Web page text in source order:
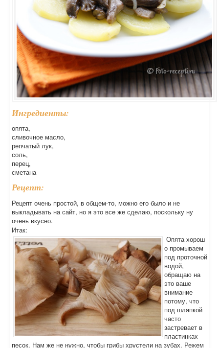
Ингредиенты:
опята,
сливочное масло,
репчатый лук,
соль,
перец,
сметана
Рецепт:
Рецепт очень простой, в общем-то, можно его было и не
выкладывать на сайт, но я это все же сделаю, поскольку ну
очень вкусно.
Итак:
Опята хорош
о промываем
под проточной
водой,
обращаю на
это ваше
внимание
потому, что
под шляпкой
часто
застревает в
пластинках
песок. Нам же не нужно, чтобы грибы хрустели на зубах. Режем